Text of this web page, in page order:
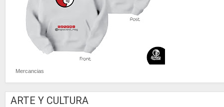
Mercancias
ARTE Y CULTURA